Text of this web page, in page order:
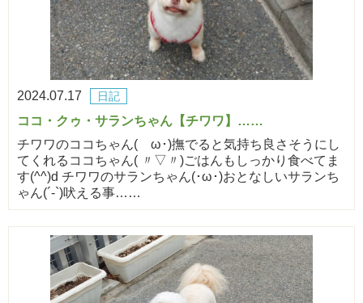
2024.07.17 日記
ココ・クゥ・サランちゃん【チワワ】……
チワワのココちゃん(ゝω･)撫でると気持ち良さそうにし
てくれるココちゃん( 〃▽〃)ごはんもしっかり食べてま
す(^^)d チワワのサランちゃん(･ω･)おとなしいサランち
ゃん(´-`)吠える事……